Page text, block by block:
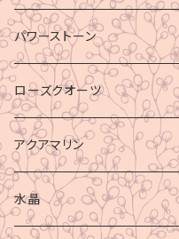
パワーストーン
ローズクオーツ
アクアマリン
水晶